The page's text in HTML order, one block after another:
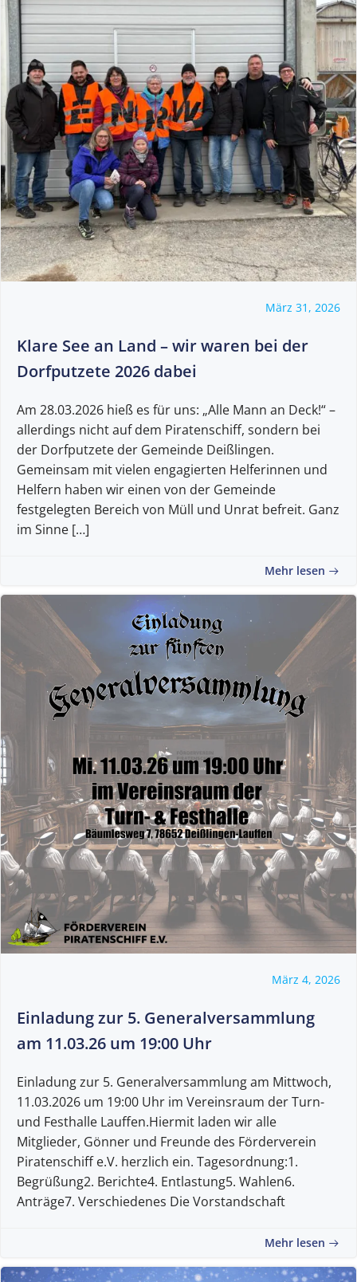
März 31, 2026
Klare See an Land – wir waren bei der
Dorfputzete 2026 dabei
Am 28.03.2026 hieß es für uns: „Alle Mann an Deck!“ –
allerdings nicht auf dem Piratenschiff, sondern bei
der Dorfputzete der Gemeinde Deißlingen.
Gemeinsam mit vielen engagierten Helferinnen und
Helfern haben wir einen von der Gemeinde
festgelegten Bereich von Müll und Unrat befreit. Ganz
im Sinne […]
Mehr lesen
März 4, 2026
Einladung zur 5. Generalversammlung
am 11.03.26 um 19:00 Uhr
Einladung zur 5. Generalversammlung am Mittwoch,
11.03.2026 um 19:00 Uhr im Vereinsraum der Turn-
und Festhalle Lauffen.Hiermit laden wir alle
Mitglieder, Gönner und Freunde des Förderverein
Piratenschiff e.V. herzlich ein. Tagesordnung:1.
Begrüßung2. Berichte4. Entlastung5. Wahlen6.
Anträge7. Verschiedenes Die Vorstandschaft
Mehr lesen